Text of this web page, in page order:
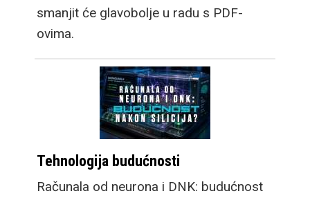
smanjit će glavobolje u radu s PDF-
ovima.
Tehnologija budućnosti
Računala od neurona i DNK: budućnost